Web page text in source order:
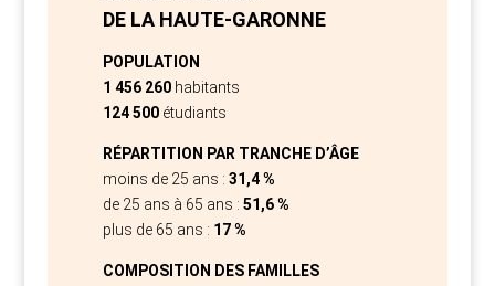
DE LA HAUTE-GARONNE
POPULATION
1 456 260habitants
124 500étudiants
RÉPARTITION PAR TRANCHE D’ÂGE
moins de 25 ans : 31,4 %
de 25 ans à 65 ans : 51,6 %
plus de 65 ans : 17 %
COMPOSITION DES FAMILLES